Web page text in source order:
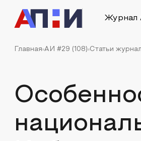
Журнал
Главная АИ #29 (108) Статьи